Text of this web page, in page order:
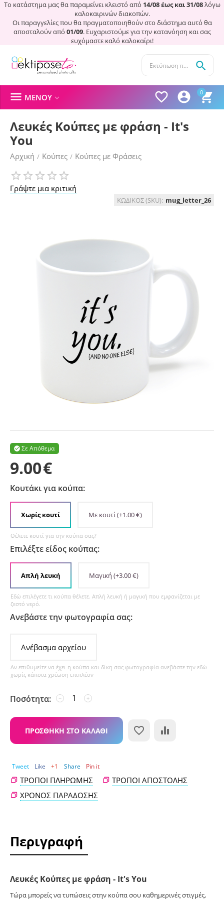
Το κατάστημα μας θα παραμείνει κλειστό από 14/08 έως και 31/08λόγω
καλοκαιρινών διακοπών.
Οι παραγγελίες που θα πραγματοποιηθούν στο διάστημα αυτό θα
αποσταλούν από 01/09. Ευχαριστούμε για την κατανόηση και σας
ευχόμαστε καλό καλοκαίρι!
0




 ΜΕΝΟΎ 
Λευκές Κούπες με φράση - It's
You
Αρχική / Κούπες / Κούπες με Φράσεις
Γράψτε μια κριτική
ΚΩΔΙΚΟΣ (SKU): mug_letter_26
Σε Απόθεμα

9.00€
Κουτάκι για κούπα:
Χωρίς κουτί Με κουτί(+1.00€)
Θέλετε κουτί για την κούπα σας?
Επιλέξτε είδος κούπας:
Απλή λευκή Μαγική (+3.00€)
Εδώ επιλέγετε τι κούπα θέλετε. Απλή λευκή ή μαγική που εμφανίζεται με
ζεστό νερό.
Ανεβάστε την φωτογραφία σας:
Ανέβασμα αρχείου
Αν επιθυμείτε να έχει η κούπα και δίκη σας φωτογραφία ανεβάστε την εδώ
χωρίς κάποια χρέωση επιπλέον
Ποσότητα: +
−
ΠΡΟΣΘΉΚΗ ΣΤΟ ΚΑΛΆΘΙ
Tweet Like +1 Share Pin it
ΤΡΌΠΟΙ ΠΛΗΡΩΜΉΣ
ΤΡΌΠΟΙ ΑΠΟΣΤΟΛΉΣ
ΧΡΌΝΟΣ ΠΑΡΆΔΟΣΗΣ
Περιγραφή
Λευκές Κούπες με φράση - It's You
Τώρα μπορείς να τυπώσεις στην κούπα σου καθημερινές στιγμές,